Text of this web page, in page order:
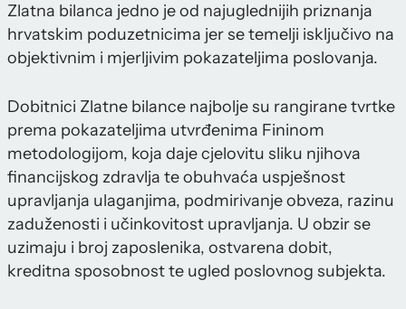
Zlatna bilanca jedno je od najuglednijih priznanja
hrvatskim poduzetnicima jer se temelji isključivo na
objektivnim i mjerljivim pokazateljima poslovanja.
Dobitnici Zlatne bilance najbolje su rangirane tvrtke
prema pokazateljima utvrđenima Fininom
metodologijom, koja daje cjelovitu sliku njihova
financijskog zdravlja te obuhvaća uspješnost
upravljanja ulaganjima, podmirivanje obveza, razinu
zaduženosti i učinkovitost upravljanja. U obzir se
uzimaju i broj zaposlenika, ostvarena dobit,
kreditna sposobnost te ugled poslovnog subjekta.